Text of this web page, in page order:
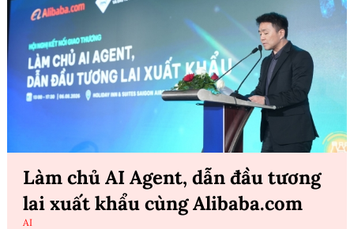
Làm chủ AI Agent, dẫn đầu tương
lai xuất khẩu cùng Alibaba.com
AI